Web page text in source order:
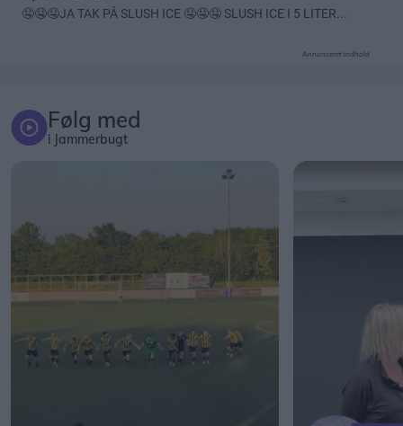
Annonceret indhold
Følg med
i Jammerbugt